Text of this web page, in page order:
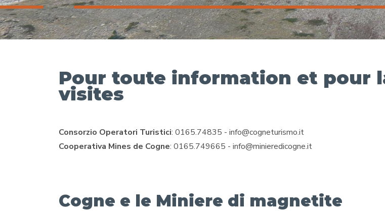
Pour toute information et pour
visites
Consorzio Operatori Turistici: 0165.74835 - info@cogneturismo.it
Cooperativa Mines de Cogne: 0165.749665 - info@minieredicogne.it
Cogne e le Miniere di magnetite